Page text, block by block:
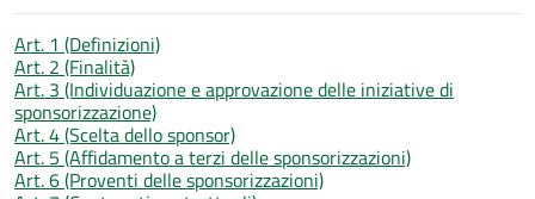
Art. 1 (Definizioni)
Art. 2 (Finalità)
Art. 3 (Individuazione e approvazione delle iniziative di
sponsorizzazione)
Art. 4 (Scelta dello sponsor)
Art. 5 (Affidamento a terzi delle sponsorizzazioni)
Art. 6 (Proventi delle sponsorizzazioni)